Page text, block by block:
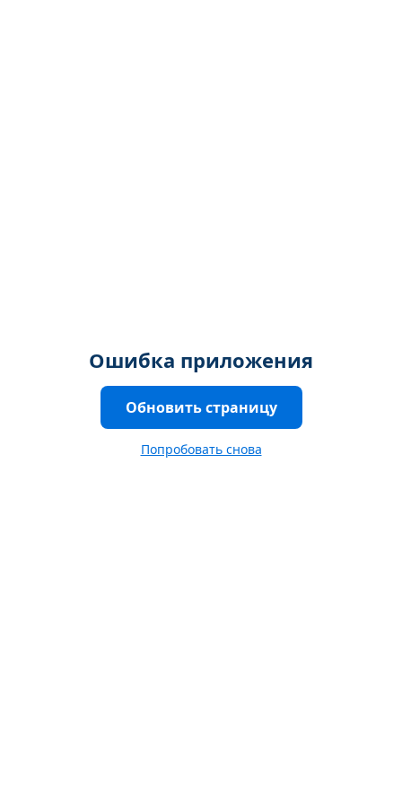
Ошибка приложения
Обновить страницу
Попробовать снова